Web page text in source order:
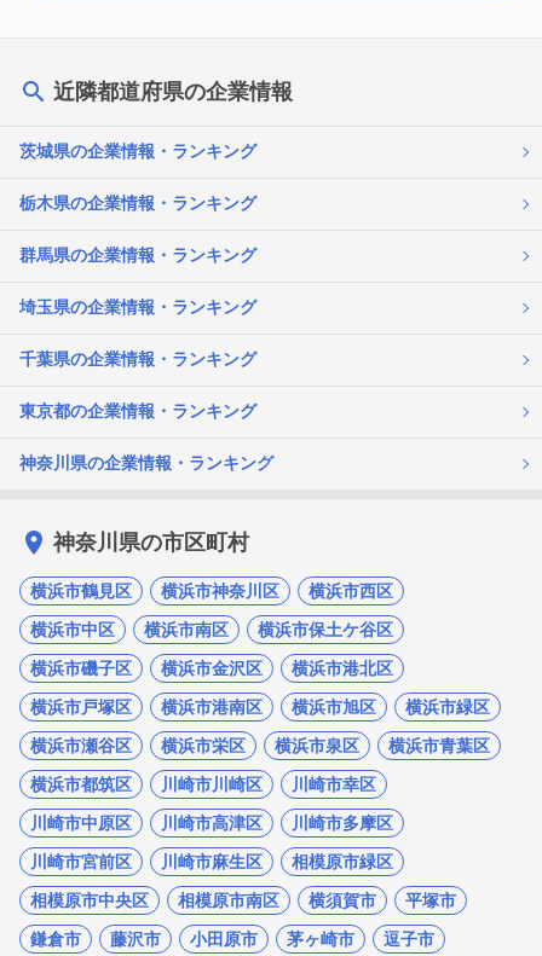
近隣都道府県の企業情報
茨城県の企業情報・ランキング
栃木県の企業情報・ランキング
群馬県の企業情報・ランキング
埼玉県の企業情報・ランキング
千葉県の企業情報・ランキング
東京都の企業情報・ランキング
神奈川県の企業情報・ランキング
神奈川県の市区町村
横浜市鶴見区 横浜市神奈川区
横浜市西区
横浜市中区
横浜市南区
横浜市保土ケ谷区
横浜市磯子区
横浜市金沢区
横浜市港北区
横浜市戸塚区
横浜市港南区 横浜市旭区
横浜市緑区
横浜市瀬谷区
横浜市栄区 横浜市泉区
横浜市青葉区
横浜市都筑区
川崎市川崎区
川崎市幸区
川崎市中原区
川崎市高津区
川崎市多摩区
川崎市宮前区
川崎市麻生区
相模原市緑区
相模原市中央区
相模原市南区 横須賀市
平塚市
鎌倉市
藤沢市 小田原市 茅ヶ崎市 逗子市